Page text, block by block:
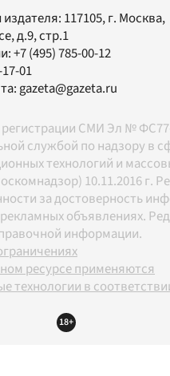
117105, г. Москва,
д.9, стр.1
+7 (495) 785-00-12
01
gazeta@gazeta.ru
регистрации СМИ Эл №
службой по надзору в
технологий и
10.11.2016 г.
за достоверность
объявлениях.
информации.
ресурсе применяются
технологии в
18+